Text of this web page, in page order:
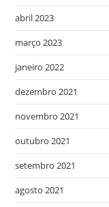
abril 2023
março 2023
janeiro 2022
dezembro 2021
novembro 2021
outubro 2021
setembro 2021
agosto 2021